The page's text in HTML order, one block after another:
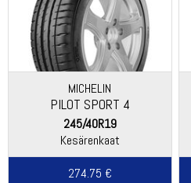
MICHELIN
PILOT SPORT 4
245/40R19
Kesärenkaat
274.75 €